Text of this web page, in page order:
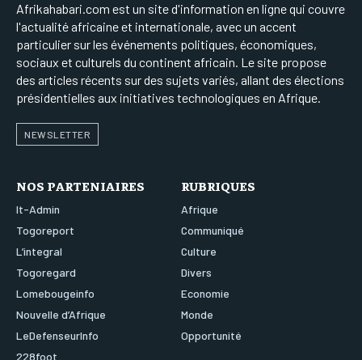
Afrikahabari.com est un site d'information en ligne qui couvre
l'actualité africaine et internationale, avec un accent
particulier sur les événements politiques, économiques,
sociaux et culturels du continent africain. Le site propose
des articles récents sur des sujets variés, allant des élections
présidentielles aux initiatives technologiques en Afrique.
NEWSLETTER
NOS PARTENIAIRES
It-Admin
Togoreport
L’integral
Togoregard
Lomebougeinfo
Nouvelle d’Afrique
LeDefenseurInfo
228foot
RUBRIQUES
Afrique
Communiqué
Culture
Divers
Economie
Monde
Opportunité